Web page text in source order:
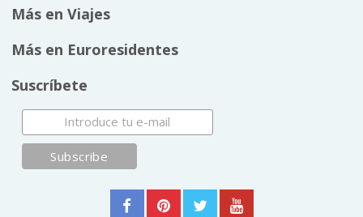
Más en Viajes
Más en Euroresidentes
Suscríbete